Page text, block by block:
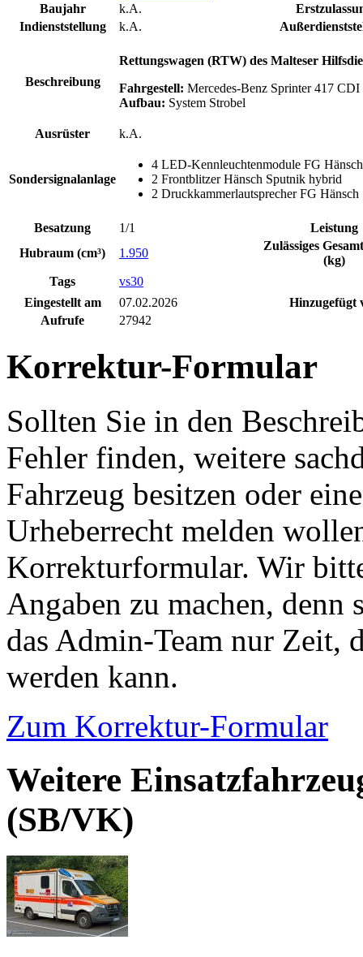
Baujahr
k.A.
Indienststellung
k.A.
Beschreibung
Rettungswagen (RTW) des Malteser
Fahrgestell: Mercedes-Benz Sprinter 417
Aufbau: System Strobel
Ausrüster k.A.
Sondersignalanlage
4 LED-Kennleuchtenmodule FG
2 Frontblitzer Hänsch Sputnik hybrid
2 Druckkammerlautsprecher FG Hänsch
Besatzung 1/1
Leistung
Hubraum (cm³)
1.950
Zulässiges
(kg)
Tags
vs30
Eingestellt am
07.02.2026
Hinzugefügt
Aufrufe
27942
Korrektur-Formular
Sollten Sie in den
Fehler finden, weitere
Fahrzeug besitzen oder
Urheberrecht melden
Korrekturformular. Wir
Angaben zu machen,
das Admin-Team nur Zeit,
werden kann.
Zum Korrektur-Formular
Weitere
(SB/VK)